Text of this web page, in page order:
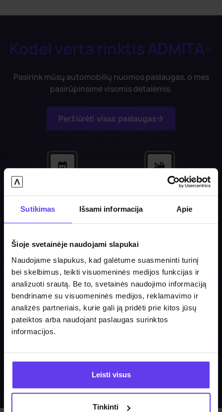
Sutikimas Išsami informacija Apie
Šioje svetainėje naudojami slapukai
Naudojame slapukus, kad galėtume suasmeninti turinį
bei skelbimus, teikti visuomeninės medijos funkcijas ir
analizuoti srautą. Be to, svetainės naudojimo informaciją
bendriname su visuomeninės medijos, reklamavimo ir
analizės partneriais, kurie gali ją pridėti prie kitos jūsų
pateiktos arba naudojant paslaugas surinktos
informacijos.
Leisti visus
Tinkinti
Kodėl verta rinktis ADMITA–
Pasirink mūsų automobilių nuomos paslaugas, o mes
pasirūpinsime visomis detalėmis.
Peržiūrėti visas paslaugas
Patogi nuomos data
Techninė pagalba kelyje
Automobilio draudimas Patikimi automobiliai
Klientų aptarnavimas
Didelis automobilių
pasirinkimas
Kainos pagal poreikius